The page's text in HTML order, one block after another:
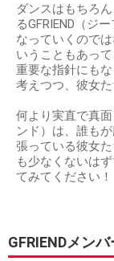
ダンスはもちろ
るGFRIEND（ジ
なっていくので
いうこともあっ
重要な指針にも
考えつつ、彼女
何より実直で真
ンド）は、誰も
張っている彼女
も少なくないは
てみてください！
GFRIENDメン